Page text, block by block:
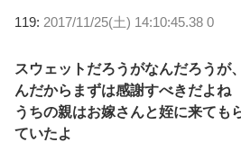
119: 2017/11/25(土) 14:10:45.38 0
スウェットだろうがなんだろうが
んだからまずは感謝すべきだよね
うちの親はお嫁さんと姪に来ても
ていたよ